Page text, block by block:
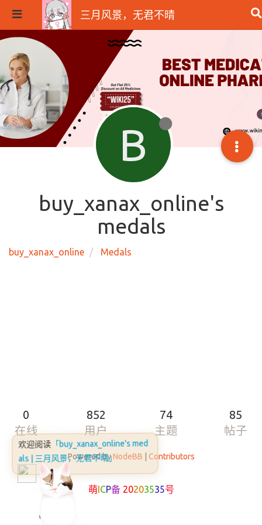
三月风景，无君不晴
buy_xanax_online's
medals
buy_xanax_online Medals
B
0
在线
852
用户
74
主题
85
帖子
Powered byNodeBB Contributors
萌ICP备 20203535号
欢迎阅读 「buy_xanax_online's med
als | 三月风景，无君不晴」